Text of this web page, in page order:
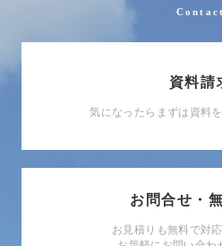
Contact
資料請
気になったらまずは資料
お問合せ・
お見積りも無料で対